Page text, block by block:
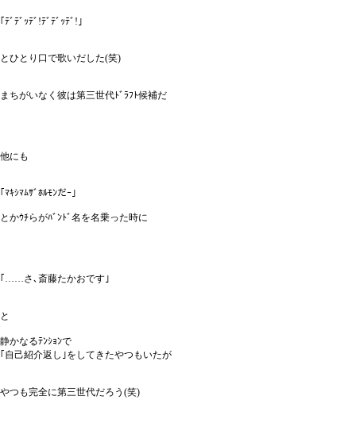
｢ﾃﾞﾃﾞｯﾃﾞ!ﾃﾞﾃﾞｯﾃﾞ!｣
とひとり口で歌いだした(笑)
まちがいなく彼は第三世代ﾄﾞﾗﾌﾄ候補だ
他にも
｢ﾏｷｼﾏﾑｻﾞﾎﾙﾓﾝだｰ｣
とかｳﾁらがﾊﾞﾝﾄﾞ名を名乗った時に
｢……さ､斎藤たかおです｣
と
静かなるﾃﾝｼｮﾝで
｢自己紹介返し｣をしてきたやつもいたが
やつも完全に第三世代だろう(笑)